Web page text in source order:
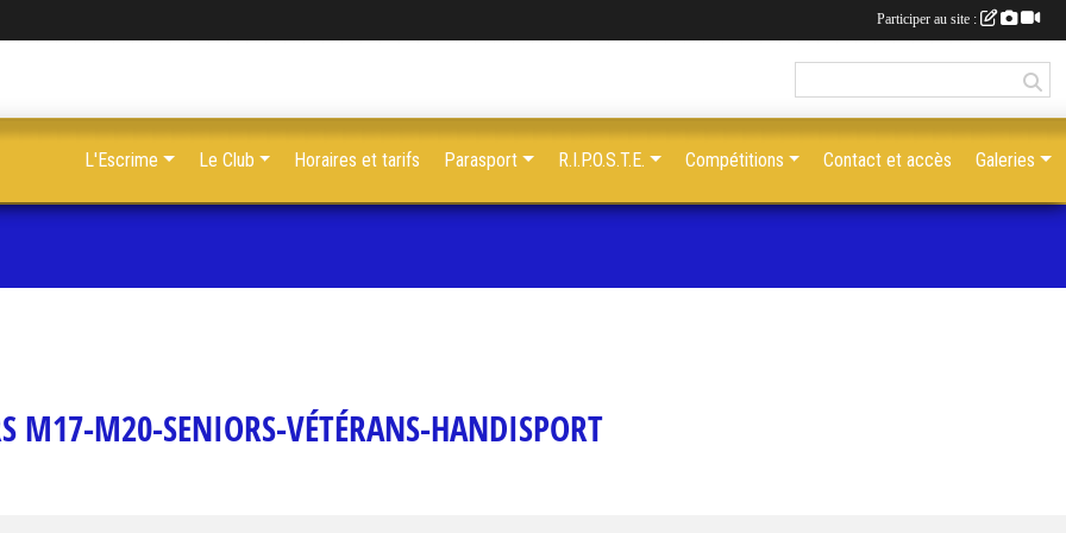
M17-M20-SENIORS-VÉTÉRANS-HANDISPORT
L'Escrime Le Club Horaires et tarifs Parasport R.I.P.O.S.T.E. Compétitions Contact et accès Galeries
Participer au site :